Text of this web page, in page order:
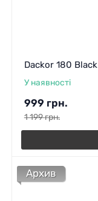
Dackor 180 Black
У наявності
999 грн.
1 199грн.
Архив